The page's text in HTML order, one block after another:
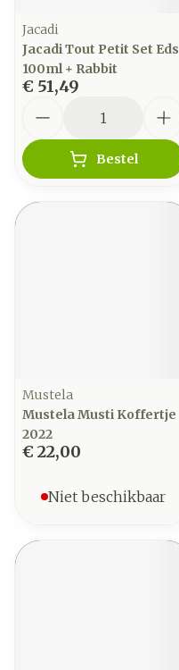
Jacadi
Jacadi Tout Petit Set Eds
100ml + Rabbit
€ 51,49
Bestel
Mustela
Mustela Musti Koffertje
2022
€ 22,00
Niet beschikbaar